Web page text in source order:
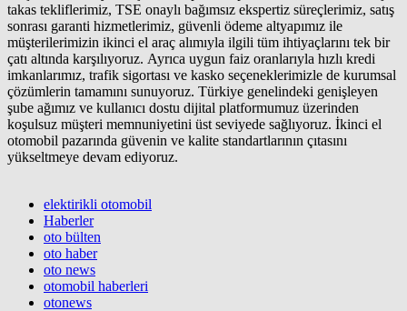
takas tekliflerimiz, TSE onaylı bağımsız ekspertiz süreçlerimiz, satış
sonrası garanti hizmetlerimiz, güvenli ödeme altyapımız ile
müşterilerimizin ikinci el araç alımıyla ilgili tüm ihtiyaçlarını tek bir
çatı altında karşılıyoruz. Ayrıca uygun faiz oranlarıyla hızlı kredi
imkanlarımız, trafik sigortası ve kasko seçeneklerimizle de kurumsal
çözümlerin tamamını sunuyoruz. Türkiye genelindeki genişleyen
şube ağımız ve kullanıcı dostu dijital platformumuz üzerinden
koşulsuz müşteri memnuniyetini üst seviyede sağlıyoruz. İkinci el
otomobil pazarında güvenin ve kalite standartlarının çıtasını
yükseltmeye devam ediyoruz.
elektirikli otomobil
Haberler
oto bülten
oto haber
oto news
otomobil haberleri
otonews